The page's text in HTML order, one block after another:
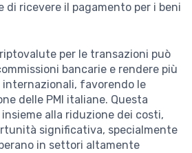
di ricevere il pagamento per i beni
per le transazioni può
bancarie e rendere più
favorendo le
delle PMI italiane. Questa
alla riduzione dei costi,
significativa, specialmente
in settori altamente